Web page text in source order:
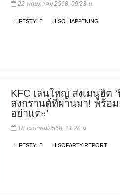
22 พฤษภาคม 2568, 09:23 น.
LIFESTYLE HISO HAPPENING
KFC เล่นใหญ่ ส่งเมนูฮิต
สงกรานต์ที่ผ่านมา! พร้อ
อย่าแตะ’
18 เมษายน 2568, 11:28 น.
LIFESTYLE HISOPARTY REPORT